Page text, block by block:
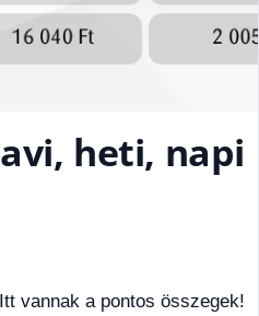
heti, napi
vannak a pontos összegek!